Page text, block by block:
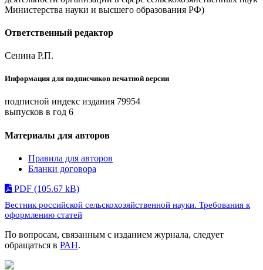
Министерства науки и высшего образования РФ)
Ответственный редактор
Сенина Р.П.
Информация для подписчиков печатной версии
подписной индекс издания 79954
выпусков в год 6
Материалы для авторов
Правила для авторов
Бланки договора
PDF (105.67 kB)
Вестник российской сельскохозяйственной науки. Требования к
оформлению статей
По вопросам, связанным c изданием журнала, следует
обращаться в РАН.